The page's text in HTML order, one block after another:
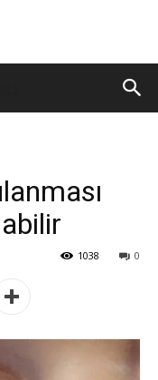
0
1038